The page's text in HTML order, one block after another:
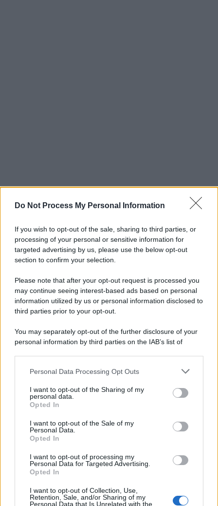
Do Not Process My Personal Information
If you wish to opt-out of the sale, sharing to third parties, or
processing of your personal or sensitive information for
targeted advertising by us, please use the below opt-out
section to confirm your selection.
Please note that after your opt-out request is processed you
may continue seeing interest-based ads based on personal
information utilized by us or personal information disclosed to
third parties prior to your opt-out.
You may separately opt-out of the further disclosure of your
personal information by third parties on the IAB’s list of
This information may also be disclosed by us to third parties
disclose it to other third parties.
Please note that this website/app uses one or more Google
services and may gather and store information including but
not limited to your visit or usage behaviour. You may click to
grant or deny consent to Google and its third-party tags to
consent section.
Personal Data Processing Opt Outs
I want to opt-out of the Sharing of my
personal data.
Opted In
I want to opt-out of the Sale of my
Personal Data.
Opted In
I want to opt-out of processing my
Personal Data for Targeted Advertising.
Opted In
I want to opt-out of Collection, Use,
Retention, Sale, and/or Sharing of my
Personal Data that Is Unrelated with the